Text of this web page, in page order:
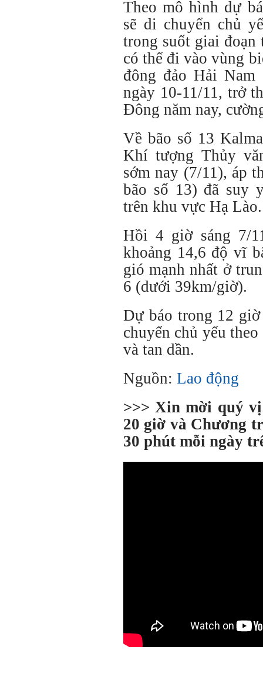
Theo mô hình dự
sẽ di chuyển chủ
trong suốt giai
có thể đi vào vùng
đông đảo Hải Nam
ngày 10-11/11, trở
Đông năm nay,
Về bão số 13
Khí tượng Thủy
sớm nay (7/11), áp
bão số 13) đã suy
trên khu vực Hạ Lào.
Hồi 4 giờ sáng 7/
khoảng 14,6 độ vĩ
gió mạnh nhất ở
6 (dưới 39km/giờ).
Dự báo trong 12
chuyển chủ yếu
và tan dần.
Nguồn: Lao động
>>> Xin mời quý
20 giờ và Chương
30 phút mỗi ngày